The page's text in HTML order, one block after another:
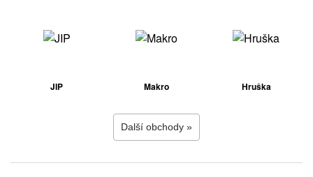
JIP Makro Hruška
Další obchody »